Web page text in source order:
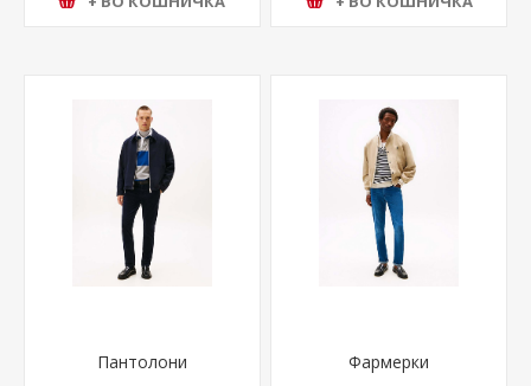
+ ВО КОШНИЧКА + ВО КОШНИЧКА
Пантолони Фармерки